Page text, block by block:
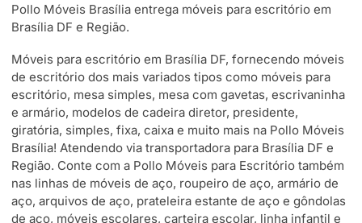
Pollo Móveis Brasília entrega móveis para escritório em
Brasília DF e Região.
Móveis para escritório em Brasília DF, fornecendo móveis
de escritório dos mais variados tipos como móveis para
escritório, mesa simples, mesa com gavetas, escrivaninha
e armário, modelos de cadeira diretor, presidente,
giratória, simples, fixa, caixa e muito mais na Pollo Móveis
Brasília! Atendendo via transportadora para Brasília DF e
Região. Conte com a Pollo Móveis para Escritório também
nas linhas de móveis de aço, roupeiro de aço, armário de
aço, arquivos de aço, prateleira estante de aço e gôndolas
de aço, móveis escolares, carteira escolar, linha infantil e